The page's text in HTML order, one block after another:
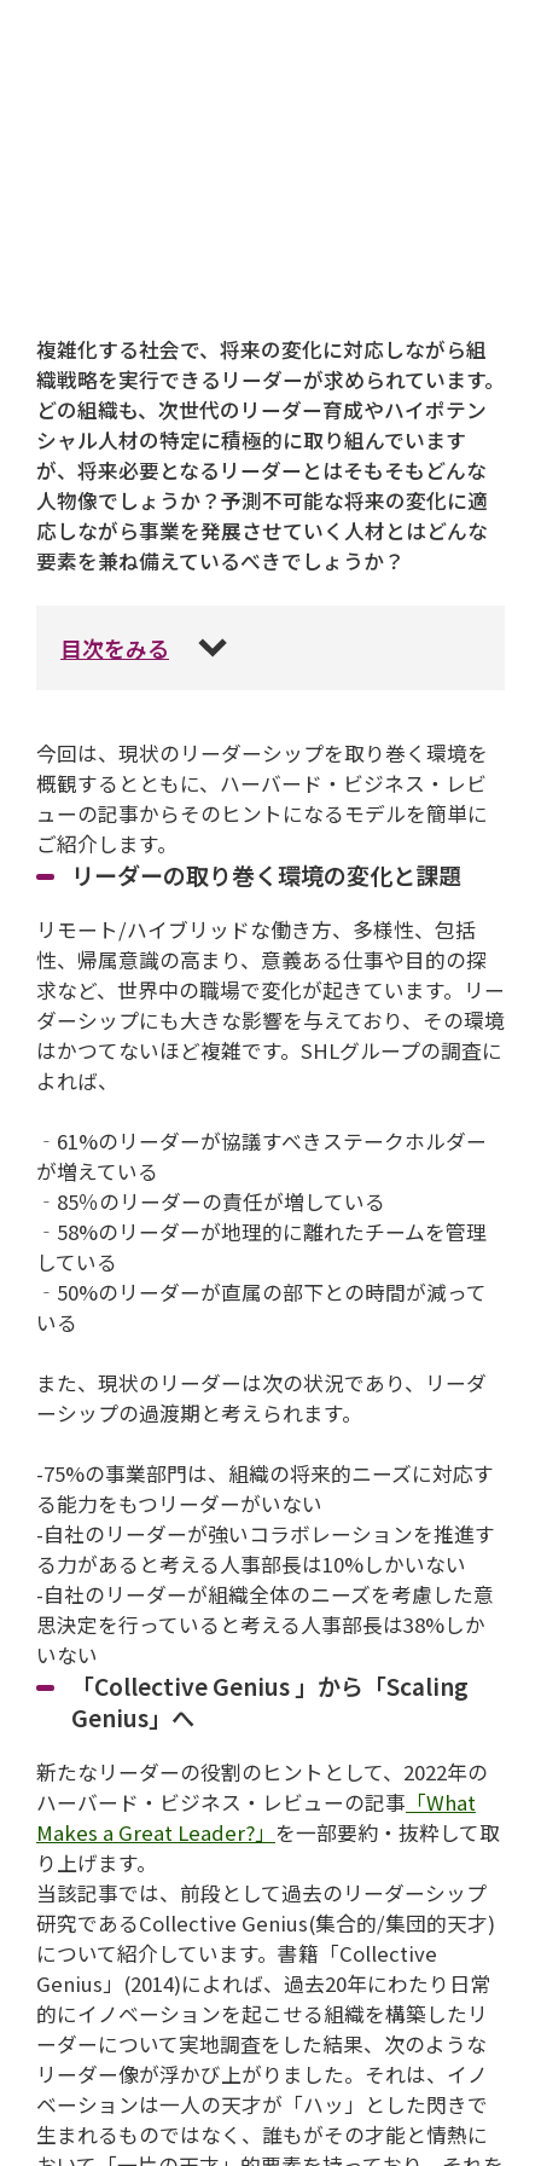
複雑化する社会で、将来の変化に対応しながら組
織戦略を実行できるリーダーが求められています。
どの組織も、次世代のリーダー育成やハイポテン
シャル人材の特定に積極的に取り組んでいます
が、将来必要となるリーダーとはそもそもどんな
人物像でしょうか？予測不可能な将来の変化に適
応しながら事業を発展させていく人材とはどんな
要素を兼ね備えているべきでしょうか？
目次をみる
今回は、現状のリーダーシップを取り巻く環境を
概観するとともに、ハーバード・ビジネス・レビ
ューの記事からそのヒントになるモデルを簡単に
ご紹介します。
リーダーの取り巻く環境の変化と課題
リモート/ハイブリッドな働き方、多様性、包括
性、帰属意識の高まり、意義ある仕事や目的の探
求など、世界中の職場で変化が起きています。リー
ダーシップにも大きな影響を与えており、その環境
はかつてないほど複雑です。SHLグループの調査に
よれば、
‐61%のリーダーが協議すべきステークホルダー
が増えている
‐85％のリーダーの責任が増している
‐58%のリーダーが地理的に離れたチームを管理
している
‐50%のリーダーが直属の部下との時間が減って
いる
また、現状のリーダーは次の状況であり、リーダ
ーシップの過渡期と考えられます。
-75%の事業部門は、組織の将来的ニーズに対応す
る能力をもつリーダーがいない
-自社のリーダーが強いコラボレーションを推進す
る力があると考える人事部長は10%しかいない
-自社のリーダーが組織全体のニーズを考慮した意
思決定を行っていると考える人事部長は38%しか
いない
「Collective Genius 」から「Scaling
Genius」へ
新たなリーダーの役割のヒントとして、2022年の
ハーバード・ビジネス・レビューの記事 「What
Makes a Great Leader?」 を一部要約・抜粋して取
り上げます。
当該記事では、前段として過去のリーダーシップ
研究であるCollective Genius(集合的/集団的天才)
について紹介しています。書籍「Collective
Genius」(2014)によれば、過去20年にわたり日常
的にイノベーションを起こせる組織を構築したリ
ーダーについて実地調査をした結果、次のような
リーダー像が浮かび上がりました。それは、イノ
ベーションは一人の天才が「ハッ」とした閃きで
生まれるものではなく、誰もがその才能と情熱に